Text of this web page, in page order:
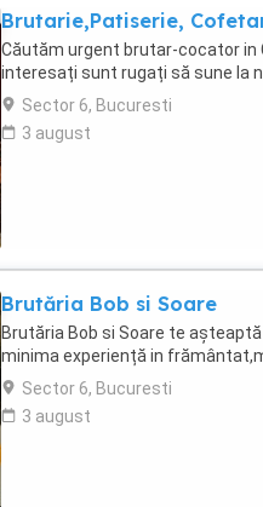
Brutarie,Patiserie,
Căutăm urgent brutar-cocator in
interesați sunt rugați să sune la
Sector 6, Bucuresti
3 august
Brutăria Bob si Soare
Brutăria Bob si Soare te
minima experiență in
Sector 6, Bucuresti
3 august